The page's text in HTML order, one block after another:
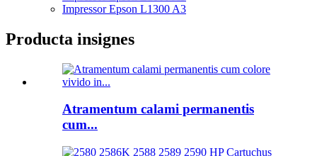
Impressor Epson L1300 A3
Producta insignes
Atramentum calami permanentis
cum...